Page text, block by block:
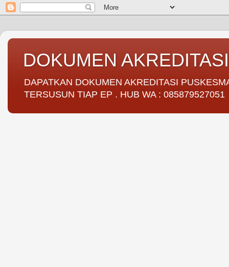
DOKUMEN
DAPATKAN DOKUMEN AKREDITASI
TERSUSUN TIAP EP . HUB WA : 085879527051